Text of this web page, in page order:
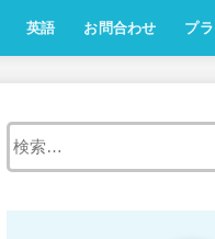
英語 お問合わせ プ